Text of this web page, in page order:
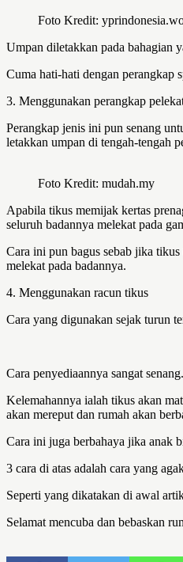
Foto Kredit:
Umpan diletakkan pada bahagian
Cuma hati-hati dengan perangkap
3. Menggunakan perangkap
Perangkap jenis ini pun senang
letakkan umpan di tengah-tengah
Foto Kredit: mudah.my
Apabila tikus memijak kertas
seluruh badannya melekat pada
Cara ini pun bagus sebab jika
melekat pada badannya.
4. Menggunakan racun tikus
Cara yang digunakan sejak turun
Cara penyediaannya sangat
Kelemahannya ialah tikus akan
akan mereput dan rumah akan
Cara ini juga berbahaya jika anak
3 cara di atas adalah cara yang
Seperti yang dikatakan di awal
Selamat mencuba dan bebaskan